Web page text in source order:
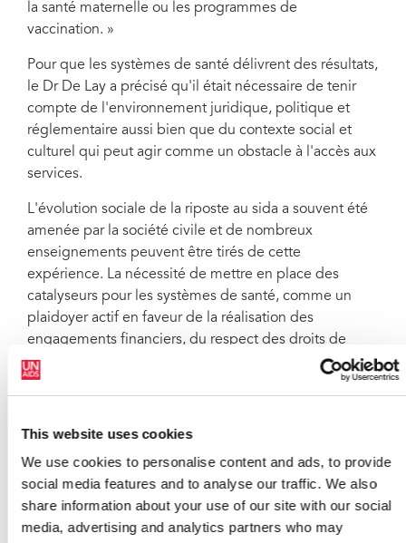
This website uses cookies
We use cookies to personalise content and ads, to provide
social media features and to analyse our traffic. We also
share information about your use of our site with our social
media, advertising and analytics partners who may
la santé maternelle ou les programmes de
vaccination. »
Pour que les systèmes de santé délivrent des résultats,
le Dr De Lay a précisé qu'il était nécessaire de tenir
compte de l'environnement juridique, politique et
réglementaire aussi bien que du contexte social et
culturel qui peut agir comme un obstacle à l'accès aux
services.
L'évolution sociale de la riposte au sida a souvent été
amenée par la société civile et de nombreux
enseignements peuvent être tirés de cette
expérience. La nécessité de mettre en place des
catalyseurs pour les systèmes de santé, comme un
plaidoyer actif en faveur de la réalisation des
engagements financiers, du respect des droits de
l'homme et des promesses politiques, est toujours
vivace.
gouvernements et se fonde sur le respect des droits
de l'homme », a déclaré Mme Chingandu,
représentante de la société civile. « Les systèmes de
santé ne peuvent être efficaces sans une société civile
solide et responsable », a-t-elle ajouté.